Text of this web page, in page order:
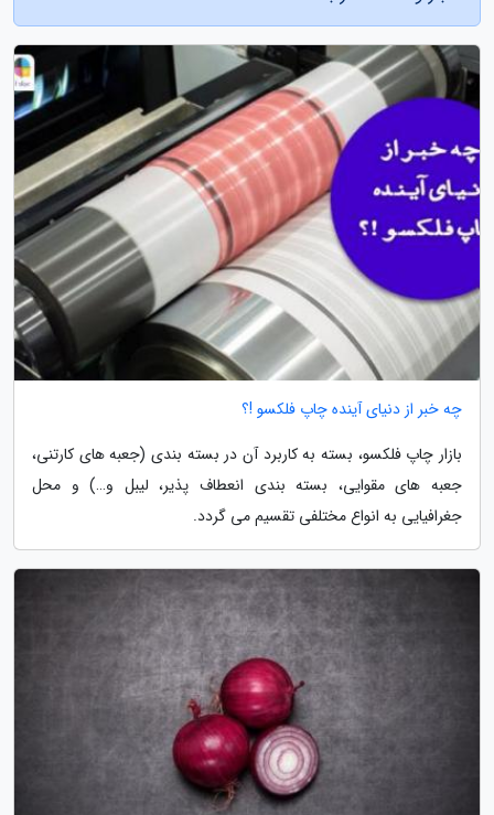
چه خبر از دنیای آینده چاپ فلکسو !؟
بازار چاپ فلکسو، بسته به کاربرد آن در بسته بندی (جعبه های کارتنی،
جعبه های مقوایی، بسته بندی انعطاف پذیر، لیبل و…) و محل
جغرافیایی به انواع مختلفی تقسیم می گردد.